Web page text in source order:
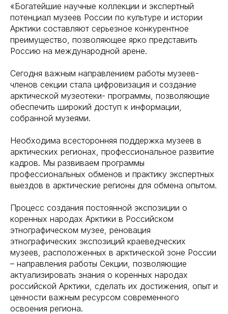
«Богатейшие научные коллекции и экспертный
потенциал музеев России по культуре и истории
Арктики составляют серьезное конкурентное
преимущество, позволяющее ярко представить
Россию на международной арене.
Сегодня важным направлением работы музеев-
членов секции стала цифровизация и создание
арктической музеотеки- программы, позволяющие
обеспечить широкий доступ к информации,
собранной музеями.
Необходима всесторонняя поддержка музеев в
арктических регионах, профессиональное развитие
кадров. Мы развиваем программы
профессиональных обменов и практику экспертных
выездов в арктические регионы для обмена опытом.
Процесс создания постоянной экспозиции о
коренных народах Арктики в Российском
этнографическом музее, реновация
этнографических экспозиций краеведческих
музеев, расположенных в арктической зоне России
– направления работы Секции, позволяющие
актуализировать знания о коренных народах
российской Арктики, сделать их достижения, опыт и
ценности важным ресурсом современного
освоения региона.